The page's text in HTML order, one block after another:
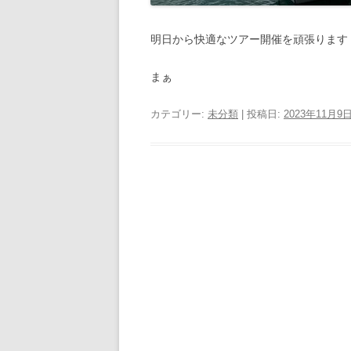
明日から快適なツアー開催を頑張ります
まぁ
カテゴリー: 未分類 | 投稿日: 2023年11月9日